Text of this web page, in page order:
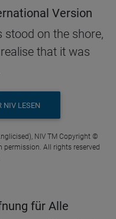
Version
stood on the shore,
that it was
NIV LESEN
NIV TM Copyright ©
permission. All rights reserved
für Alle